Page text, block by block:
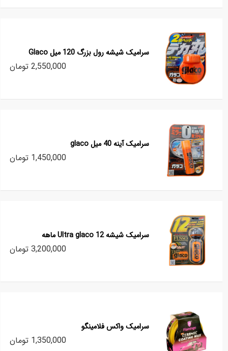
سرامیک شیشه رول بزرگ 120 میل Glaco
2,550,000 تومان
سرامیک آینه 40 میل glaco
1,450,000 تومان
سرامیک شیشه Ultra glaco 12 ماهه
3,200,000 تومان
سرامیک واکس فلامینگو
1,350,000 تومان